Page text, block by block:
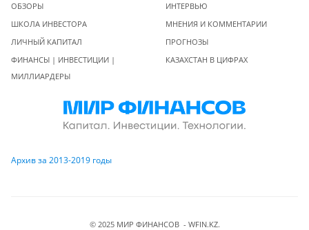
ОБЗОРЫ
ШКОЛА ИНВЕСТОРА
ЛИЧНЫЙ КАПИТАЛ
ФИНАНСЫ | ИНВЕСТИЦИИ |
МИЛЛИАРДЕРЫ
ИНТЕРВЬЮ
МНЕНИЯ И КОММЕНТАРИИ
ПРОГНОЗЫ
КАЗАХСТАН В ЦИФРАХ
Архив за 2013-2019 годы
© 2025 МИР ФИНАНСОВ - WFIN.KZ.